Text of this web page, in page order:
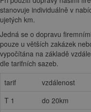
stanovuje individuálně v
ujetých km.
Jedná se o dopravu
pouze u větších zakázek
vypočítána na základě
dle tarifních sazeb.
tarif
vzdálenost
T 1
do 20km